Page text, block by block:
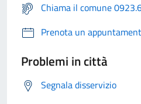
Chiama il comune
Prenota un
Problemi in città
Segnala disservizio